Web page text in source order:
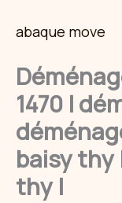
abaque move
1470 |
baisy thy
thy |